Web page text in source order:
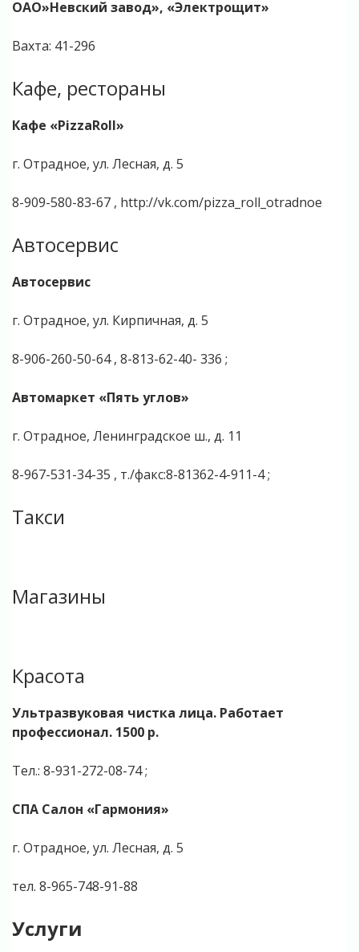
ОАО»Невский завод», «Электрощит»
Вахта: 41-296
Кафе, рестораны
Кафе «PizzaRoll»
г. Отрадное, ул. Лесная, д. 5
8-909-580-83-67 , http://vk.com/pizza_roll_otradnoe
Автосервис
Автосервис
г. Отрадное, ул. Кирпичная, д. 5
8-906-260-50-64 , 8-813-62-40- 336 ;
Автомаркет «Пять углов»
г. Отрадное, Ленинградское ш., д. 11
8-967-531-34-35 , т./факс:8-81362-4-911-4 ;
Такси
Магазины
Красота
Ультразвуковая чистка лица. Работает
профессионал. 1500 р.
Тел.: 8-931-272-08-74 ;
CПА Салон «Гармония»
г. Отрадное, ул. Лесная, д. 5
тел. 8-965-748-91-88
Услуги